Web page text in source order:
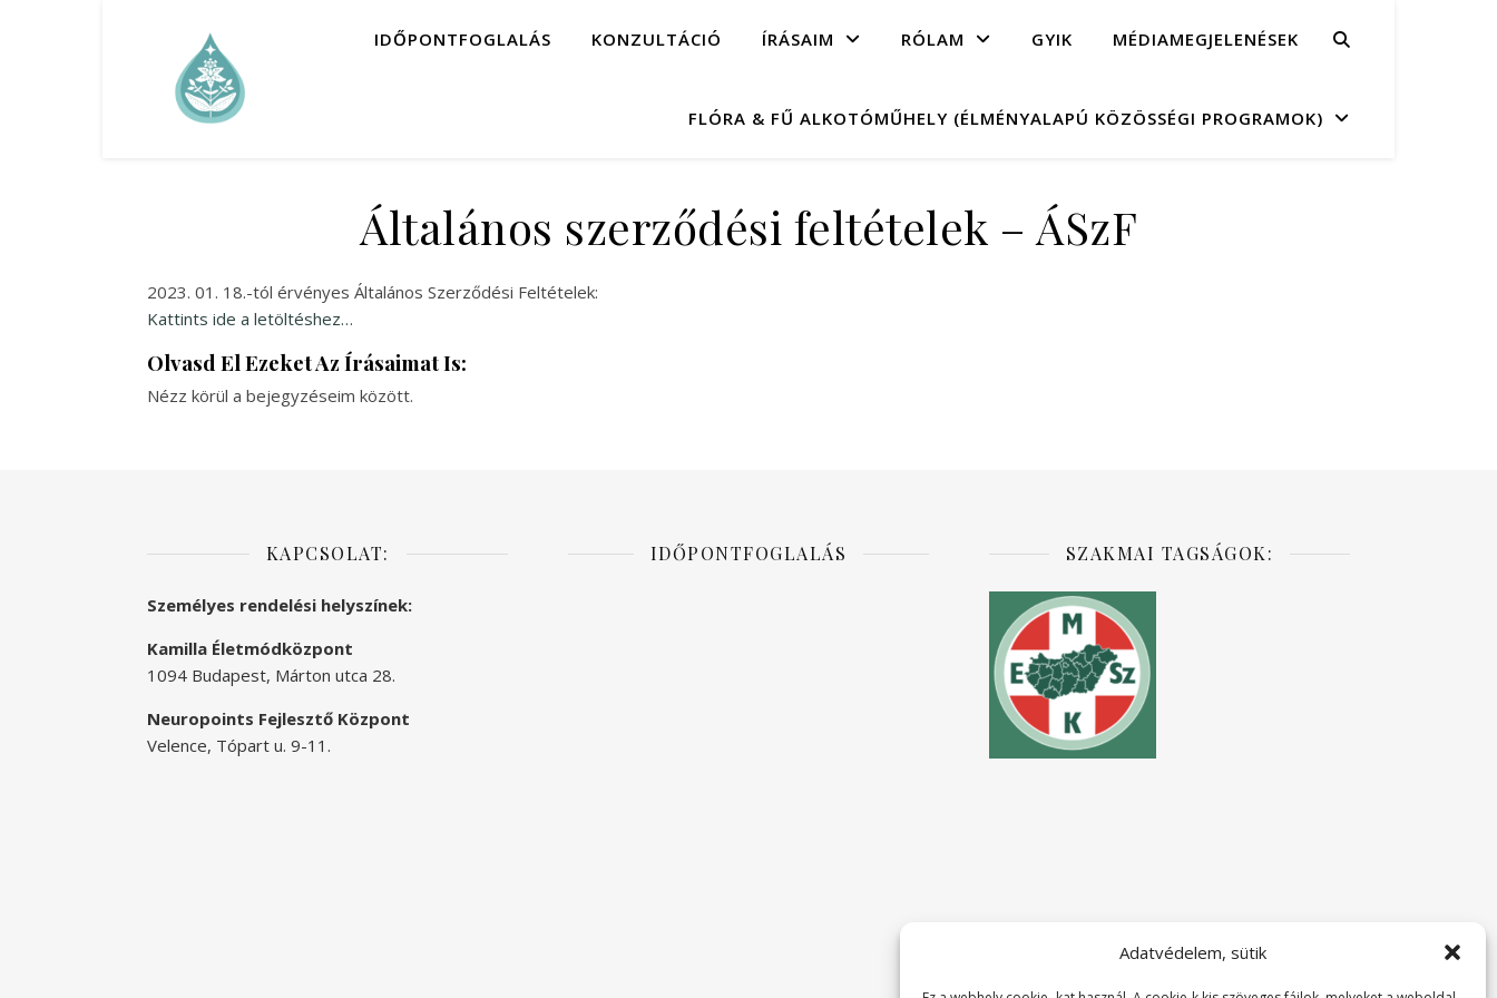
Adatvédelem, sütik
IDŐPONTFOGLALÁS KONZULTÁCIÓ ÍRÁSAIM RÓLAM GYIK MÉDIAMEGJELENÉSEK
FLÓRA & FŰ ALKOTÓMŰHELY (ÉLMÉNYALAPÚ KÖZÖSSÉGI PROGRAMOK)
Általános szerződési feltételek – ÁSzF
2023. 01. 18.-tól érvényes Általános Szerződési Feltételek:
Kattints ide a letöltéshez…
Olvasd El Ezeket Az Írásaimat Is:
Nézz körül a bejegyzéseim között.
KAPCSOLAT:
Személyes rendelési helyszínek:
Kamilla Életmódközpont
1094 Budapest, Márton utca 28.
Neuropoints Fejlesztő Központ
Velence, Tópart u. 9-11.
IDŐPONTFOGLALÁS SZAKMAI TAGSÁGOK: